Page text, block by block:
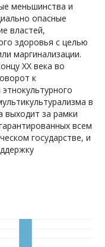
меньшинства и
опасные
властей,
здоровья с целью
маргинализации.
ХХ века во
к
в
выходит за рамки
всем
государстве, и